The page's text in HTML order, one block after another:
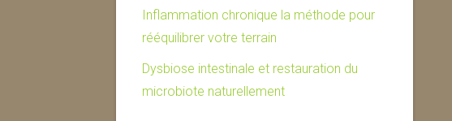
Inflammation chronique la méthode pour
rééquilibrer votre terrain
Dysbiose intestinale et restauration du
microbiote naturellement